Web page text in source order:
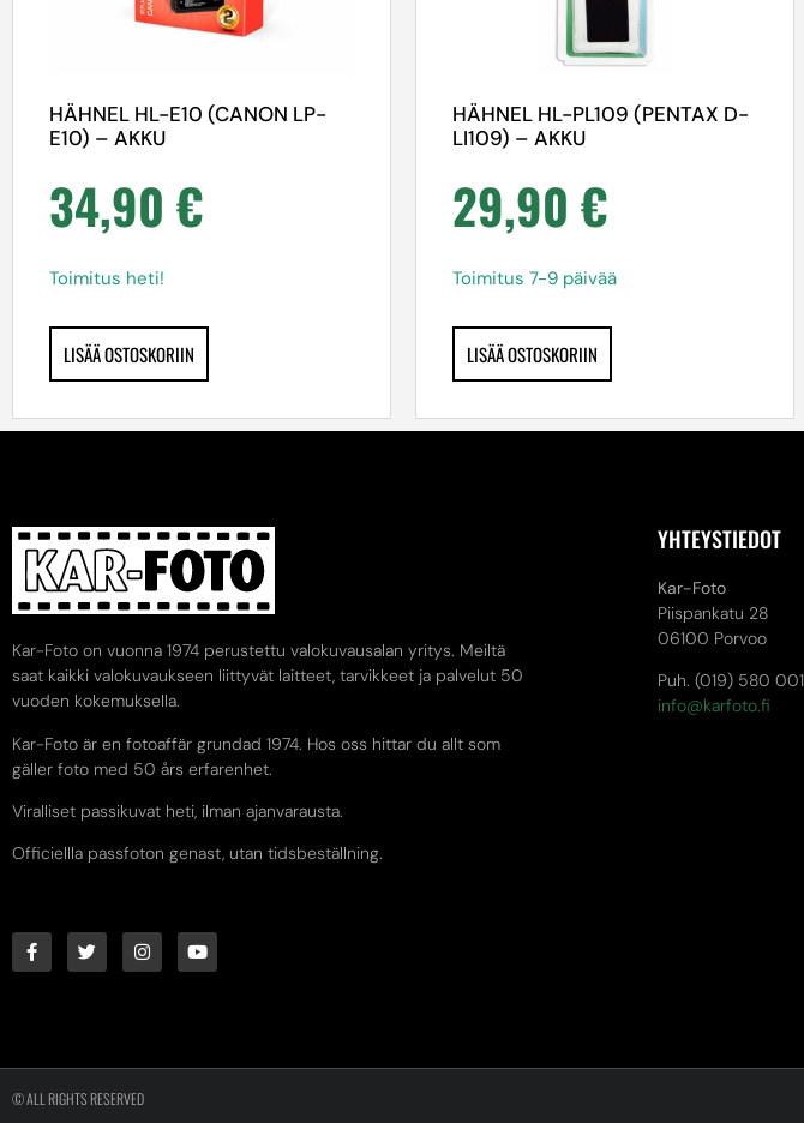
HÄHNEL HL-E10 (CANON LP-
E10) – AKKU
34,90 €
Toimitus heti!
LISÄÄ OSTOSKORIIN
HÄHNEL HL-PL109 (PENTAX D-
LI109) – AKKU
29,90 €
Toimitus 7-9 päivää
LISÄÄ OSTOSKORIIN
Kar-Foto on vuonna 1974 perustettu valokuvausalan yritys. Meiltä
saat kaikki valokuvaukseen liittyvät laitteet, tarvikkeet ja palvelut 50
vuoden kokemuksella.
Kar-Foto är en fotoaffär grundad 1974. Hos oss hittar du allt som
gäller foto med 50 års erfarenhet.
Viralliset passikuvat heti, ilman ajanvarausta.
Officiellla passfoton genast, utan tidsbeställning.
YHTEYSTIEDOT
Kar-Foto
Piispankatu 28
06100 Porvoo
Puh. (019) 580 001
info@karfoto.fi
© ALL RIGHTS RESERVED